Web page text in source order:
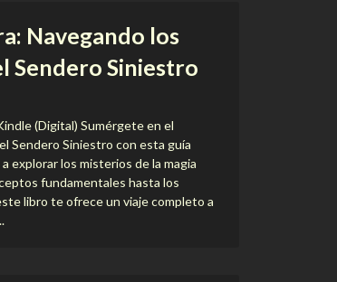
Navegando los
Sendero Siniestro
(Digital) Sumérgete en el
Sendero Siniestro con esta guía
explorar los misterios de la magia
fundamentales hasta los
libro te ofrece un viaje completo a